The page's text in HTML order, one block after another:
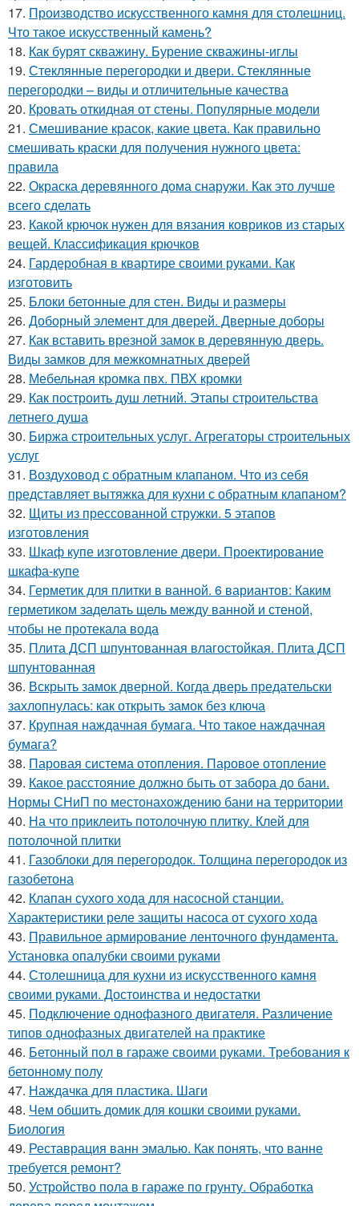
17. Производство искусственного камня для столешниц.
Что такое искусственный камень?
18. Как бурят скважину. Бурение скважины-иглы
19. Стеклянные перегородки и двери. Стеклянные
перегородки – виды и отличительные качества
20. Кровать откидная от стены. Популярные модели
21. Смешивание красок, какие цвета. Как правильно
смешивать краски для получения нужного цвета:
правила
22. Окраска деревянного дома снаружи. Как это лучше
всего сделать
23. Какой крючок нужен для вязания ковриков из старых
вещей. Классификация крючков
24. Гардеробная в квартире своими руками. Как
изготовить
25. Блоки бетонные для стен. Виды и размеры
26. Доборный элемент для дверей. Дверные доборы
27. Как вставить врезной замок в деревянную дверь.
Виды замков для межкомнатных дверей
28. Мебельная кромка пвх. ПВХ кромки
29. Как построить душ летний. Этапы строительства
летнего душа
30. Биржа строительных услуг. Агрегаторы строительных
услуг
31. Воздуховод с обратным клапаном. Что из себя
представляет вытяжка для кухни с обратным клапаном?
32. Щиты из прессованной стружки. 5 этапов
изготовления
33. Шкаф купе изготовление двери. Проектирование
шкафа-купе
34. Герметик для плитки в ванной. 6 вариантов: Каким
герметиком заделать щель между ванной и стеной,
чтобы не протекала вода
35. Плита ДСП шпунтованная влагостойкая. Плита ДСП
шпунтованная
36. Вскрыть замок дверной. Когда дверь предательски
захлопнулась: как открыть замок без ключа
37. Крупная наждачная бумага. Что такое наждачная
бумага?
38. Паровая система отопления. Паровое отопление
39. Какое расстояние должно быть от забора до бани.
Нормы СНиП по местонахождению бани на территории
40. На что приклеить потолочную плитку. Клей для
потолочной плитки
41. Газоблоки для перегородок. Толщина перегородок из
газобетона
42. Клапан сухого хода для насосной станции.
Характеристики реле защиты насоса от сухого хода
43. Правильное армирование ленточного фундамента.
Установка опалубки своими руками
44. Столешница для кухни из искусственного камня
своими руками. Достоинства и недостатки
45. Подключение однофазного двигателя. Различение
типов однофазных двигателей на практике
46. Бетонный пол в гараже своими руками. Требования к
бетонному полу
47. Наждачка для пластика. Шаги
48. Чем обшить домик для кошки своими руками.
Биология
49. Реставрация ванн эмалью. Как понять, что ванне
требуется ремонт?
50. Устройство пола в гараже по грунту. Обработка